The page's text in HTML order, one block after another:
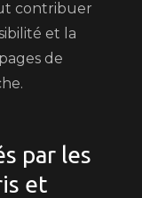
contribuer
et la
de
par les
et